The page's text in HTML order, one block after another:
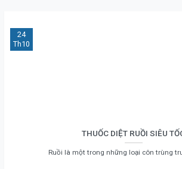
THUỐC DIỆT RUỒI SIÊU
Ruồi là một trong những loại côn trùng
24
Th10